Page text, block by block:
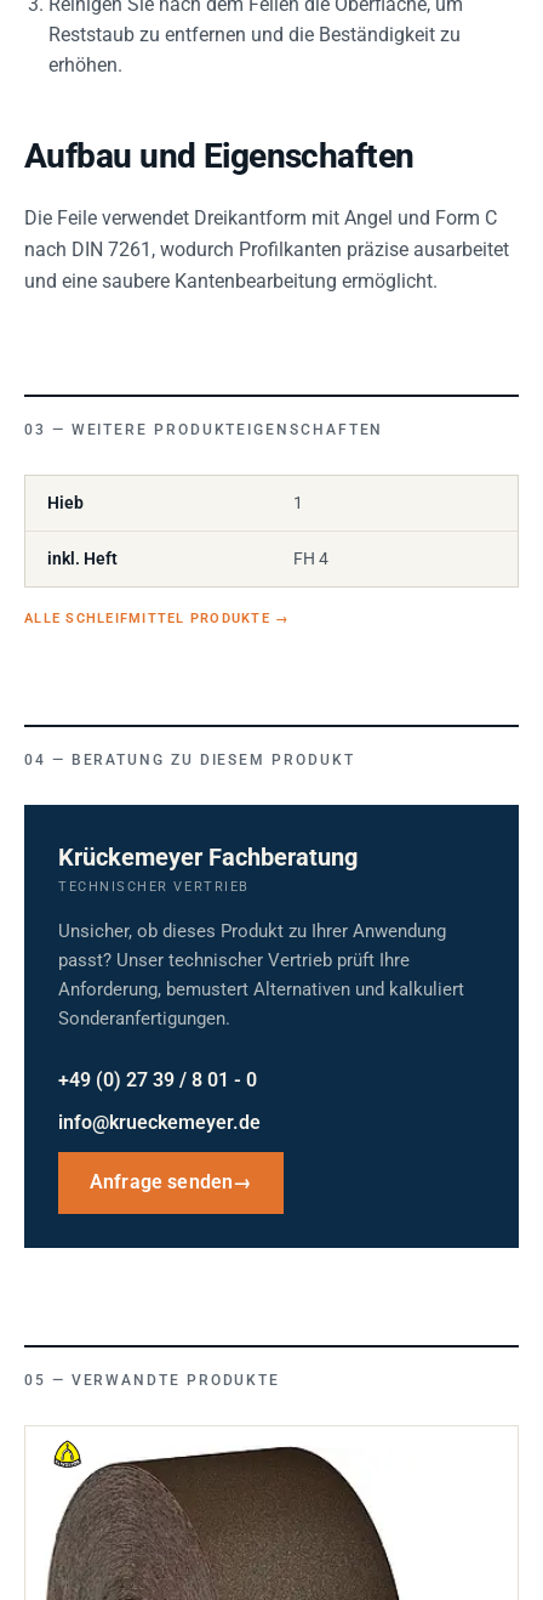
Reststaub zu entfernen und die Beständigkeit zu
erhöhen.
Aufbau und Eigenschaften
Die Feile verwendet Dreikantform mit Angel und Form C
nach DIN 7261, wodurch Profilkanten präzise ausarbeitet
und eine saubere Kantenbearbeitung ermöglicht.
WEITERE PRODUKTEIGENSCHAFTEN
Hieb 1
inkl. Heft FH 4
ALLE SCHLEIFMITTEL PRODUKTE →
BERATUNG ZU DIESEM PRODUKT
Krückemeyer Fachberatung
TECHNISCHER VERTRIEB
Unsicher, ob dieses Produkt zu Ihrer Anwendung
passt? Unser technischer Vertrieb prüft Ihre
Anforderung, bemustert Alternativen und kalkuliert
Sonderanfertigungen.
+49 (0) 27 39 / 8 01 - 0
info@krueckemeyer.de
Anfrage senden→
VERWANDTE PRODUKTE